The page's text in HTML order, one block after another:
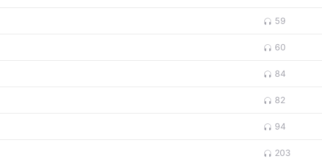
59
60
84
82
94
203